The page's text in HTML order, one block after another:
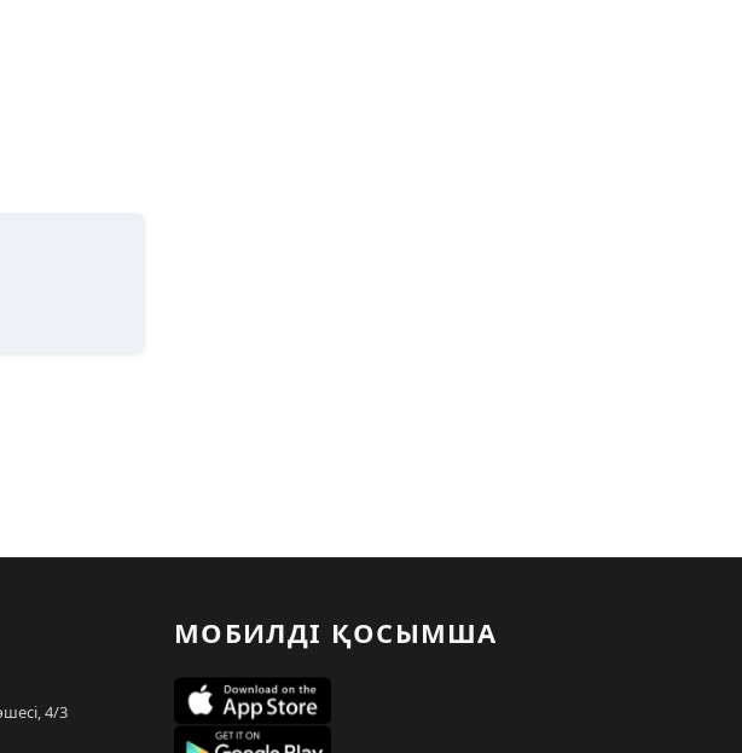
4/3
МОБИЛДІ ҚОСЫМША